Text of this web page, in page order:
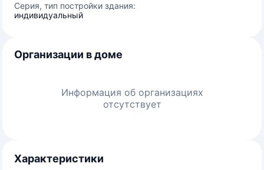
Серия, тип постройки здания:
индивидуальный
Организации в доме
Информация об организациях
отсутствует
Характеристики